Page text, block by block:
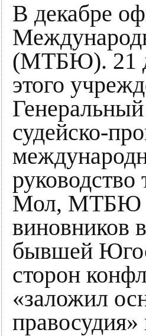
В декабре
(МТБЮ). 21
этого
судейско-
руководство
Мол, МТБЮ
виновников
бывшей
сторон
«заложил
правосудия»